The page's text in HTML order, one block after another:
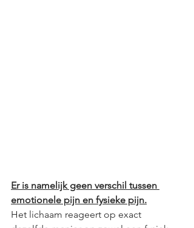
Er is namelijk geen verschil tussen
emotionele pijn en fysieke pijn.
Het lichaam reageert op exact